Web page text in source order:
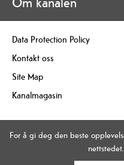
For å gi deg den beste
Data Protection Policy
Kontakt oss
Site Map
Kanalmagasin